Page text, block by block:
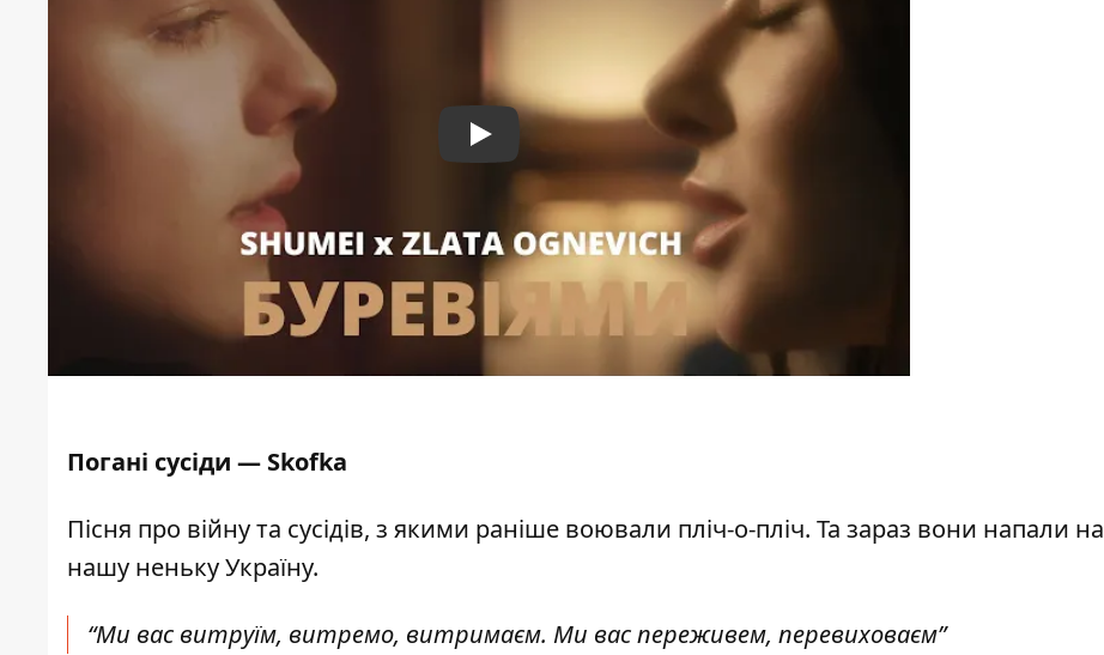
Play
Погані сусіди — Skofka
Пісня про війну та сусідів, з якими раніше воювали пліч-о-пліч. Та зараз вони напали на
нашу неньку Україну.
“Ми вас витруїм, витремо, витримаєм. Ми вас переживем, перевиховаєм”